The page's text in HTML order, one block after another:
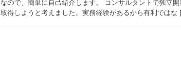
なので、簡単に自己紹介します。 コンサルタントで独立
取得しようと考えました。実務経験があるから有利では